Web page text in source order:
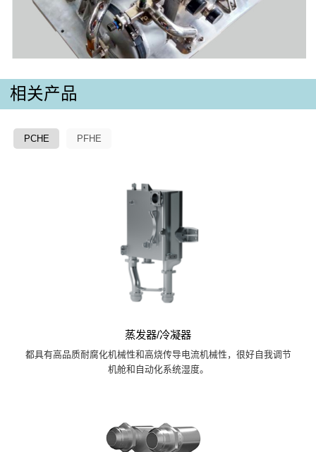
相关产品
PCHE PFHE
蒸发器/冷凝器
都具有高品质耐腐化机械性和高烧传导电流机械性，很好自我调节
机舱和自动化系统湿度。